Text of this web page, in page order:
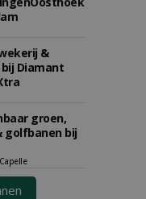
&
Diamant
groen,
golfbanen bij